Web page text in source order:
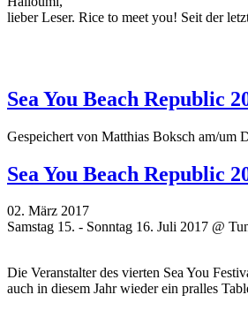
lieber Leser. Rice to meet you! Seit der
Sea You Beach Republic
Gespeichert von Matthias Boksch am/um
Sea You Beach Republic
02. März 2017
Samstag 15. - Sonntag 16. Juli 2017 @
Die Veranstalter des vierten Sea You
auch in diesem Jahr wieder ein pralles